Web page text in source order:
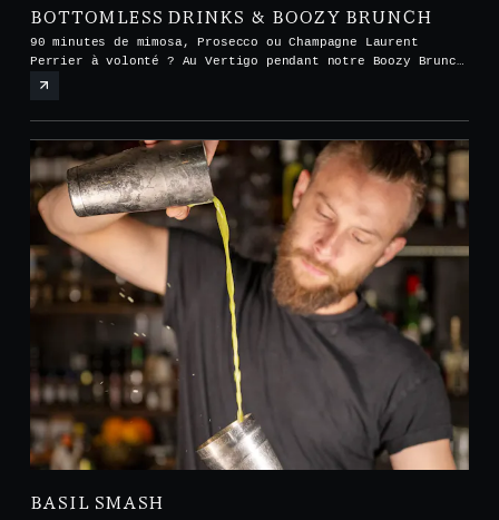
BOTTOMLESS DRINKS & BOOZY BRUNCH
90 minutes de mimosa, Prosecco ou Champagne Laurent
Perrier à volonté ? Au Vertigo pendant notre Boozy Brunch
tous les samedis et dimanches de midi à 15h
BASIL SMASH